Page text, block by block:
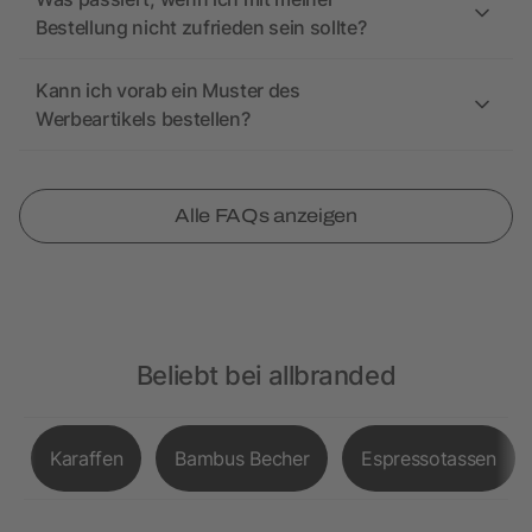
Bestellung nicht zufrieden sein sollte?
Kann ich vorab ein Muster des
Werbeartikels bestellen?
Alle FAQs anzeigen
Beliebt bei allbranded
Karaffen Bambus Becher Espressotassen